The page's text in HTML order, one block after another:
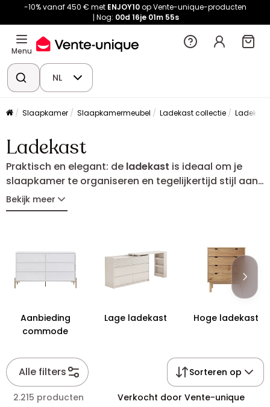
-10% vanaf 450 € met ENJOY10op Vente-unique-producten
Nog: 00d 16je 01m 55s
Menu
NL
Slaapkamer Slaapkamermeubel Ladekast collectie Ladekast
Ladekast
Praktisch en elegant: de ladekast is ideaal om je
slaapkamer te organiseren en tegelijkertijd stijl aan
je interieur toe te voegen. Met haar ruime laden
biedt ze plaats aan kleding, beddengoed of
die perfect bij je decoratie past en het opruimen
vergemakkelijkt.
Bekijk meer
Aanbieding
commode
Lage ladekast Hoge ladekast
Alle filters Sorteren op
2.215 producten Verkocht door Vente-unique